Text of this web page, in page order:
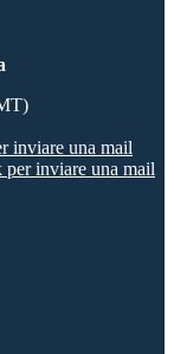
inviare una mail
inviare una mail